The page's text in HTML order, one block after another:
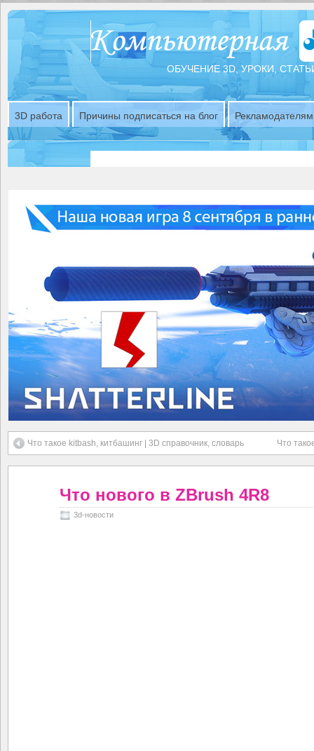
ОБУЧЕНИЕ 3D, УРОКИ,
3D работа Причины подписаться на блог Рекламодателям
Что такое kitbash, китбашинг | 3D справочник, словарь Что
Что нового в ZBrush 4R8
3d-новости